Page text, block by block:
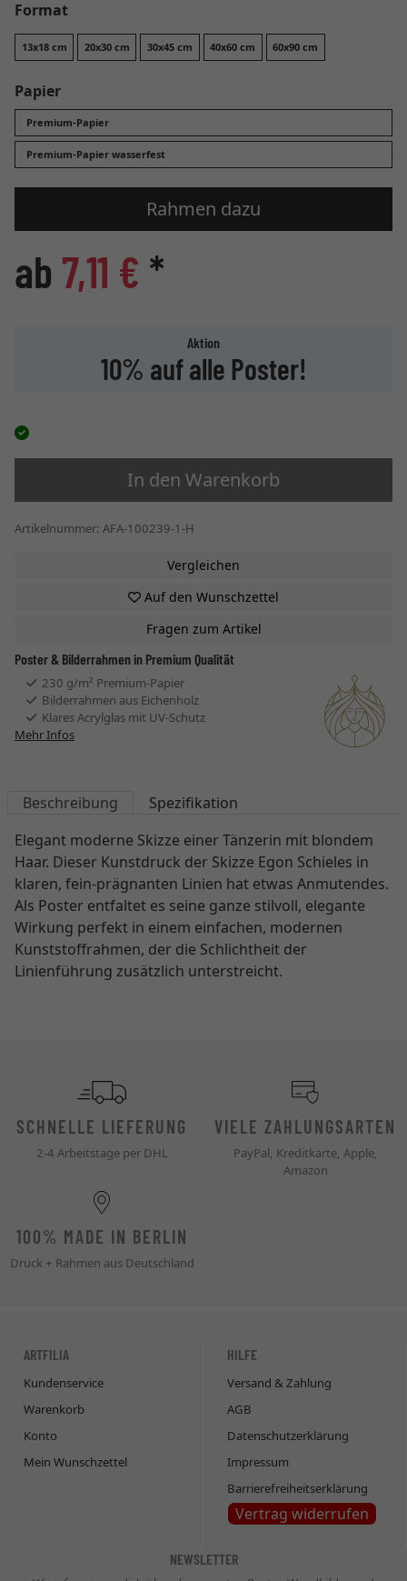
Format
13x18 cm 20x30 cm 30x45 cm 40x60 cm 60x90 cm
Papier
Premium-Papier
Premium-Papier wasserfest
Rahmen dazu
ab 7,11 € *
Aktion
10% auf alle Poster!
In den Warenkorb
Artikelnummer: AFA-100239-1-H
Vergleichen
Auf den Wunschzettel
Fragen zum Artikel
Poster & Bilderrahmen in Premium Qualität
230 g/m² Premium-Papier
Bilderrahmen aus Eichenholz
Klares Acrylglas mit UV-Schutz
Mehr Infos
Beschreibung
Spezifikation
Elegant moderne Skizze einer Tänzerin mit blondem
Haar. Dieser Kunstdruck der Skizze Egon Schieles in
klaren, fein-prägnanten Linien hat etwas Anmutendes.
Als Poster entfaltet es seine ganze stilvoll, elegante
Wirkung perfekt in einem einfachen, modernen
Kunststoffrahmen, der die Schlichtheit der
Linienführung zusätzlich unterstreicht.
SCHNELLE LIEFERUNG
2-4 Arbeitstage per DHL
VIELE ZAHLUNGSARTEN
PayPal, Kreditkarte, Apple,
Amazon
100% MADE IN BERLIN
Druck + Rahmen aus Deutschland
ARTFILIA
Kundenservice
Warenkorb
Konto
Mein Wunschzettel
HILFE
Versand & Zahlung
AGB
Datenschutzerklärung
Impressum
Barrierefreiheitserklärung
Vertrag widerrufen
NEWSLETTER